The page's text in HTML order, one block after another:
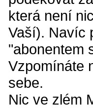
která není
Vaší). Navíc
"abonentem
Vzpomínáte
sebe.
Nic ve zlém